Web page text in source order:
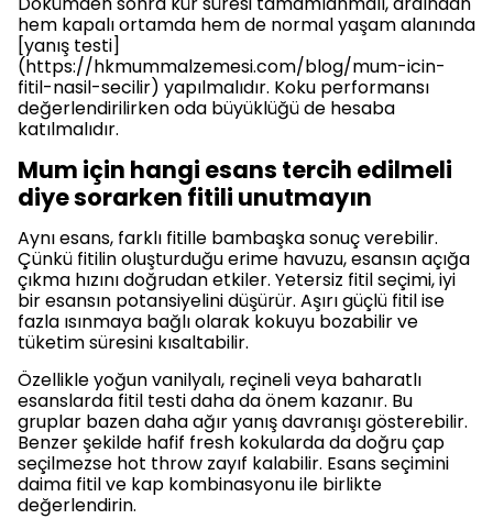
hem kapalı ortamda hem de normal yaşam alanında
[yanış testi]
(https://hkmummalzemesi.com/blog/mum-icin-
fitil-nasil-secilir) yapılmalıdır. Koku performansı
değerlendirilirken oda büyüklüğü de hesaba
katılmalıdır.
Mum için hangi esans tercih edilmeli
diye sorarken fitili unutmayın
Aynı esans, farklı fitille bambaşka sonuç verebilir.
Çünkü fitilin oluşturduğu erime havuzu, esansın açığa
çıkma hızını doğrudan etkiler. Yetersiz fitil seçimi, iyi
bir esansın potansiyelini düşürür. Aşırı güçlü fitil ise
fazla ısınmaya bağlı olarak kokuyu bozabilir ve
tüketim süresini kısaltabilir.
Özellikle yoğun vanilyalı, reçineli veya baharatlı
esanslarda fitil testi daha da önem kazanır. Bu
gruplar bazen daha ağır yanış davranışı gösterebilir.
Benzer şekilde hafif fresh kokularda da doğru çap
seçilmezse hot throw zayıf kalabilir. Esans seçimini
daima fitil ve kap kombinasyonu ile birlikte
değerlendirin.